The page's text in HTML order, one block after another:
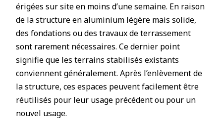
érigées sur site en moins d’une semaine. En raison
de la structure en aluminium légère mais solide,
des fondations ou des travaux de terrassement
sont rarement nécessaires. Ce dernier point
signifie que les terrains stabilisés existants
conviennent généralement. Après l’enlèvement de
la structure, ces espaces peuvent facilement être
réutilisés pour leur usage précédent ou pour un
nouvel usage.